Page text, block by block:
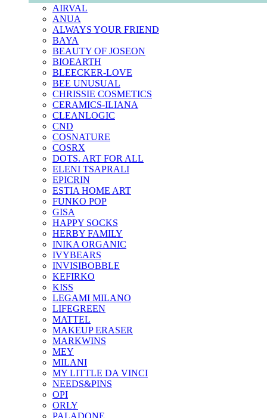
AIRVAL
ANUA
ALWAYS YOUR FRIEND
BAYA
BEAUTY OF JOSEON
BIOEARTH
BLEECKER-LOVE
BEE UNUSUAL
CHRISSIE COSMETICS
CERAMICS-ILIANA
CLEANLOGIC
CND
COSNATURE
COSRX
DOTS. ART FOR ALL
ELENI TSAPRALI
EPICRIN
ESTIA HOME ART
FUNKO POP
GISA
HAPPY SOCKS
HERBY FAMILY
INIKA ORGANIC
IVYBEARS
INVISIBOBBLE
KEFIRKO
KISS
LEGAMI MILANO
LIFEGREEN
MATTEL
MAKEUP ERASER
MARKWINS
MEY
MILANI
MY LITTLE DA VINCI
NEEDS&PINS
OPI
ORLY
PALADONE